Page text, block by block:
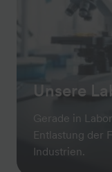
Unsere
Gerade in
Entlastung der
Industrien.